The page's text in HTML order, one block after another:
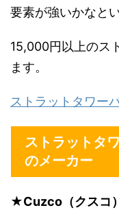
要素が強いかなと
15,000円以上のス
ます。
ストラットタワー
ストラットタ
のメーカー
★Cuzco（クスコ）